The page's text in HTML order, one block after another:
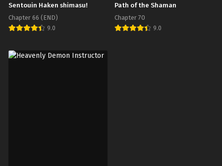
Sentouin Haken shimasu!
Chapter 66 (END)
9.0
Path of the Shaman
Chapter 70
9.0